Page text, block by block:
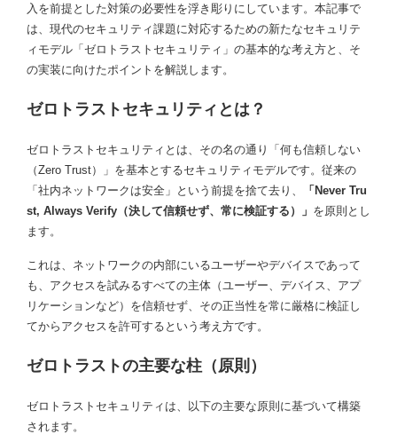
入を前提とした対策の必要性を浮き彫りにしています。本記事で
は、現代のセキュリティ課題に対応するための新たなセキュリテ
ィモデル「ゼロトラストセキュリティ」の基本的な考え方と、そ
の実装に向けたポイントを解説します。
ゼロトラストセキュリティとは？
ゼロトラストセキュリティとは、その名の通り「何も信頼しない
（Zero Trust）」を基本とするセキュリティモデルです。従来の
「社内ネットワークは安全」という前提を捨て去り、
「Never Tru
st, Always Verify（決して信頼せず、常に検証する）」 を原則とし
ます。
これは、ネットワークの内部にいるユーザーやデバイスであって
も、アクセスを試みるすべての主体（ユーザー、デバイス、アプ
リケーションなど）を信頼せず、その正当性を常に厳格に検証し
てからアクセスを許可するという考え方です。
ゼロトラストの主要な柱（原則）
ゼロトラストセキュリティは、以下の主要な原則に基づいて構築
されます。